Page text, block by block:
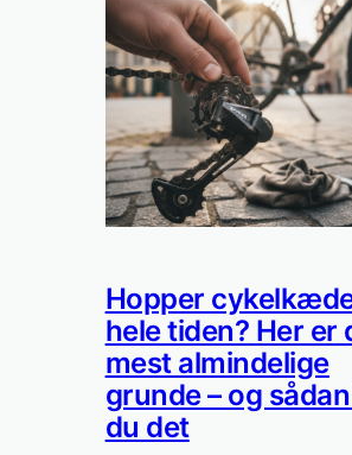
Hopper
hele tiden? Her er
mest almindelige
grunde – og
du det